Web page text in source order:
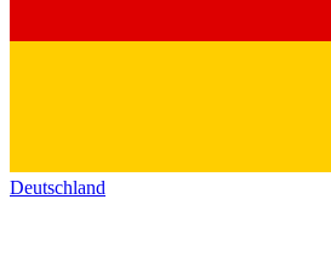
Deutschland